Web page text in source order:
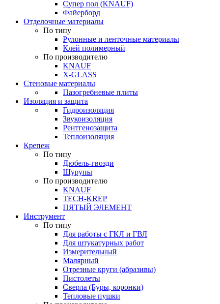
Супер пол (KNAUF)
Файерборд
Отделочные материалы
По типу
Рулонные и ленточные материалы
Клей полимерный
По производителю
KNAUF
X-GLASS
Стеновые материалы
Пазогребневые плиты
Изоляция и защита
Гидроизоляция
Звукоизоляция
Рентгенозащита
Теплоизоляция
Крепеж
По типу
Дюбель-гвозди
Шурупы
По производителю
KNAUF
TECH-KREP
ПЯТЫЙ ЭЛЕМЕНТ
Инструмент
По типу
Для работы с ГКЛ и ГВЛ
Для штукатурных работ
Измерительный
Малярный
Отрезные круги (абразивы)
Пистолеты
Сверла (Буры, коронки)
Тепловые пушки